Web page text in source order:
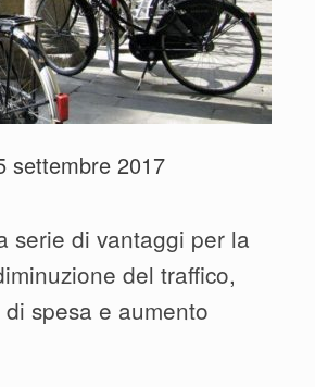
settembre 2017
serie di vantaggi per la
del traffico,
spesa e aumento